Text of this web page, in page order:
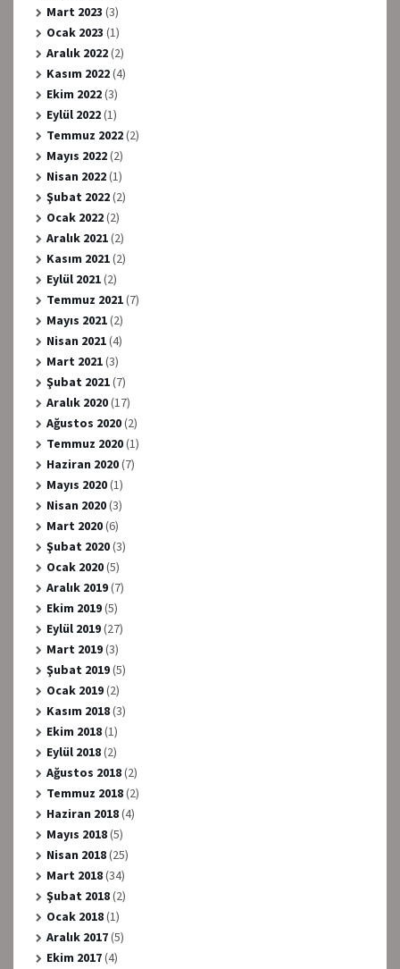
Mart 2023 (3)
Ocak 2023 (1)
Aralık 2022(2)
Kasım 2022(4)
Ekim 2022(3)
Eylül 2022(1)
Temmuz 2022(2)
Mayıs 2022(2)
Nisan 2022(1)
Şubat 2022(2)
Ocak 2022(2)
Aralık 2021(2)
Kasım 2021(2)
Eylül 2021(2)
Temmuz 2021(7)
Mayıs 2021(2)
Nisan 2021(4)
Mart 2021(3)
Şubat 2021(7)
Aralık 2020(17)
Ağustos 2020(2)
Temmuz 2020(1)
Haziran 2020(7)
Mayıs 2020(1)
Nisan 2020(3)
Mart 2020(6)
Şubat 2020(3)
Ocak 2020(5)
Aralık 2019(7)
Ekim 2019(5)
Eylül 2019(27)
Mart 2019(3)
Şubat 2019(5)
Ocak 2019(2)
Kasım 2018(3)
Ekim 2018(1)
Eylül 2018(2)
Ağustos 2018(2)
Temmuz 2018(2)
Haziran 2018(4)
Mayıs 2018(5)
Nisan 2018(25)
Mart 2018(34)
Şubat 2018(2)
Ocak 2018(1)
Aralık 2017(5)
Ekim 2017(4)